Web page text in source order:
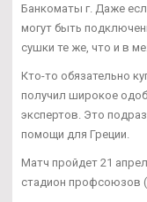
Банкоматы г. Даже
могут быть
сушки те же, что и в
Кто-то обязательно
получил широкое
экспертов. Это
помощи для Греции.
Матч пройдет 21
стадион профсоюзов